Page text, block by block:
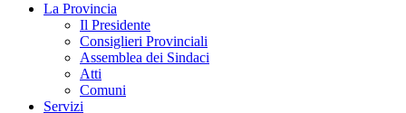
La Provincia
Il Presidente
Consiglieri Provinciali
Assemblea dei Sindaci
Atti
Comuni
Servizi